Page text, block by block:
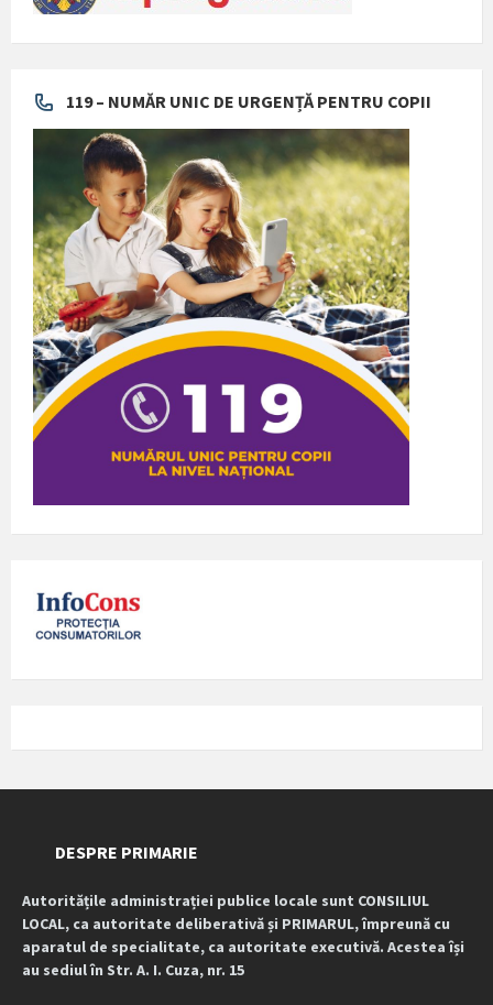
119 – NUMĂR UNIC DE URGENȚĂ PENTRU COPII
DESPRE PRIMARIE
Autoritățile administrației publice locale sunt CONSILIUL
LOCAL, ca autoritate deliberativă și PRIMARUL, împreună cu
aparatul de specialitate, ca autoritate executivă. Acestea își
au sediul în Str. A. I. Cuza, nr. 15